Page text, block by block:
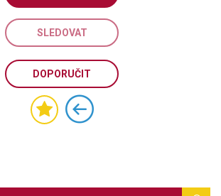
SLEDOVAT
DOPORUČIT